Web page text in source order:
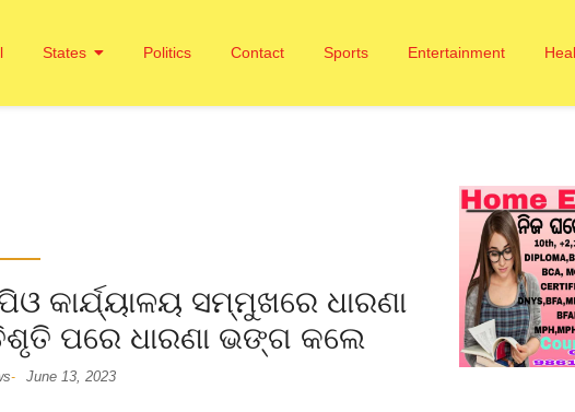
States Politics Contact Sports Entertainment
କାର୍ଯ୍ୟାଳୟ ସମ୍ମୁଖରେ ଧାରଣା
ପରେ ଧାରଣା ଭଙ୍ଗ କଲେ
- June 13, 2023